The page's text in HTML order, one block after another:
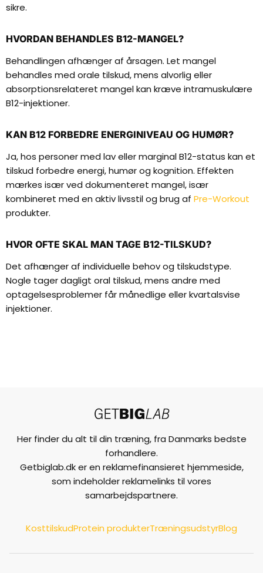
sikre.
HVORDAN BEHANDLES B12-MANGEL?
Behandlingen afhænger af årsagen. Let mangel
behandles med orale tilskud, mens alvorlig eller
absorptionsrelateret mangel kan kræve intramuskulære
B12-injektioner.
KAN B12 FORBEDRE ENERGINIVEAU OG HUMØR?
Ja, hos personer med lav eller marginal B12-status kan et
tilskud forbedre energi, humør og kognition. Effekten
mærkes især ved dokumenteret mangel, især
kombineret med en aktiv livsstil og brug af Pre-Workout
produkter.
HVOR OFTE SKAL MAN TAGE B12-TILSKUD?
Det afhænger af individuelle behov og tilskudstype.
Nogle tager dagligt oral tilskud, mens andre med
optagelsesproblemer får månedlige eller kvartalsvise
injektioner.
Her finder du alt til din træning, fra Danmarks bedste
forhandlere.
Getbiglab.dk er en reklamefinansieret hjemmeside,
som indeholder reklamelinks til vores
samarbejdspartnere.
KosttilskudProtein produkterTræningsudstyrBlog